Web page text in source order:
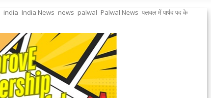
india India News news palwal Palwal News पलवल में पार्षद पद के